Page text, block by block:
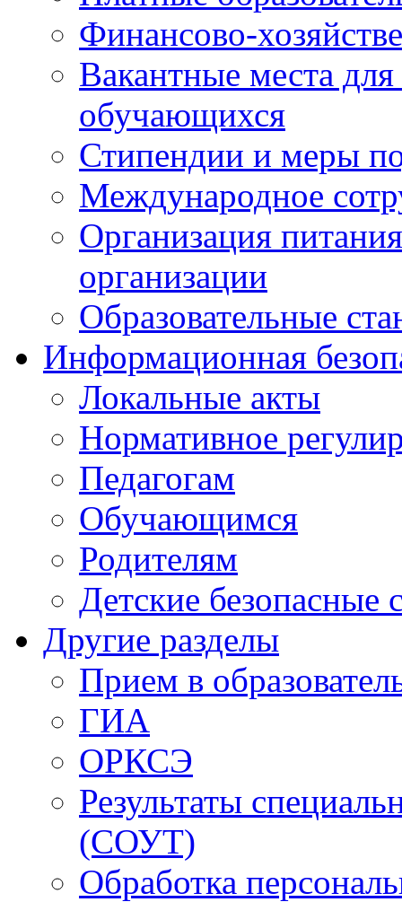
Финансово-
Вакантные места
обучающихся
Стипендии и меры
Международное
Организация
организации
Образовательные
Информационная
Локальные акты
Нормативное
Педагогам
Обучающимся
Родителям
Детские безопасные
Другие разделы
Прием в
ГИА
ОРКСЭ
Результаты
(СОУТ)
Обработка